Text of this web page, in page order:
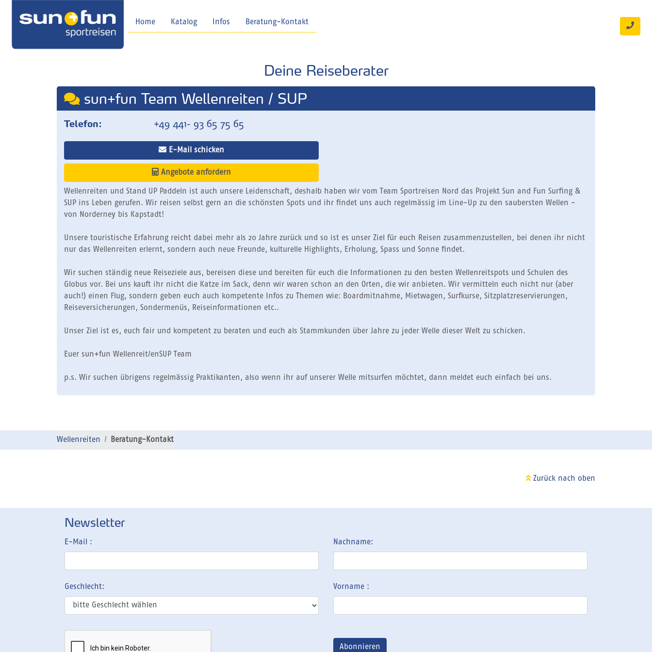
Home Katalog Infos Beratung-Kontakt
Deine Reiseberater
sun+fun Team Wellenreiten / SUP
Telefon: +49 441- 93 65 75 65
E-Mail schicken
Angebote anfordern
Wellenreiten und Stand UP Paddeln ist auch unsere Leidenschaft, deshalb haben wir vom Team Sportreisen Nord das Projekt Sun and Fun Surfing &
SUP ins Leben gerufen. Wir reisen selbst gern an die schönsten Spots und ihr findet uns auch regelmässig im Line-Up zu den saubersten Wellen -
von Norderney bis Kapstadt!
Unsere touristische Erfahrung reicht dabei mehr als 20 Jahre zurück und so ist es unser Ziel für euch Reisen zusammenzustellen, bei denen ihr nicht
nur das Wellenreiten erlernt, sondern auch neue Freunde, kulturelle Highlights, Erholung, Spass und Sonne findet.
Wir suchen ständig neue Reiseziele aus, bereisen diese und bereiten für euch die Informationen zu den besten Wellenreitspots und Schulen des
Globus vor. Bei uns kauft ihr nicht die Katze im Sack, denn wir waren schon an den Orten, die wir anbieten. Wir vermitteln euch nicht nur (aber
auch!) einen Flug, sondern geben euch auch kompetente Infos zu Themen wie: Boardmitnahme, Mietwagen, Surfkurse, Sitzplatzreservierungen,
Reiseversicherungen, Sondermenüs, Reiseinformationen etc..
Unser Ziel ist es, euch fair und kompetent zu beraten und euch als Stammkunden über Jahre zu jeder Welle dieser Welt zu schicken.
Euer sun+fun Wellenreit/enSUP Team
p.s. Wir suchen übrigens regelmässig Praktikanten, also wenn ihr auf unserer Welle mitsurfen möchtet, dann meldet euch einfach bei uns.
Wellenreiten Beratung-Kontakt
Zurück nach oben
Newsletter
E-Mail :
Geschlecht:
Nachname:
Vorname :